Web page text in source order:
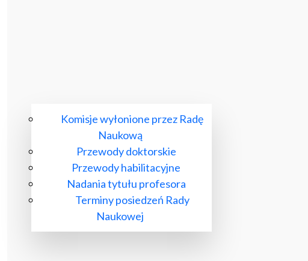
Komisje wyłonione przez Radę
Naukową
Przewody doktorskie
Przewody habilitacyjne
Nadania tytułu profesora
Terminy posiedzeń Rady
Naukowej